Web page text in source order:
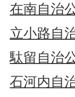
在南自治
立小路自
駄留自治
石河内自